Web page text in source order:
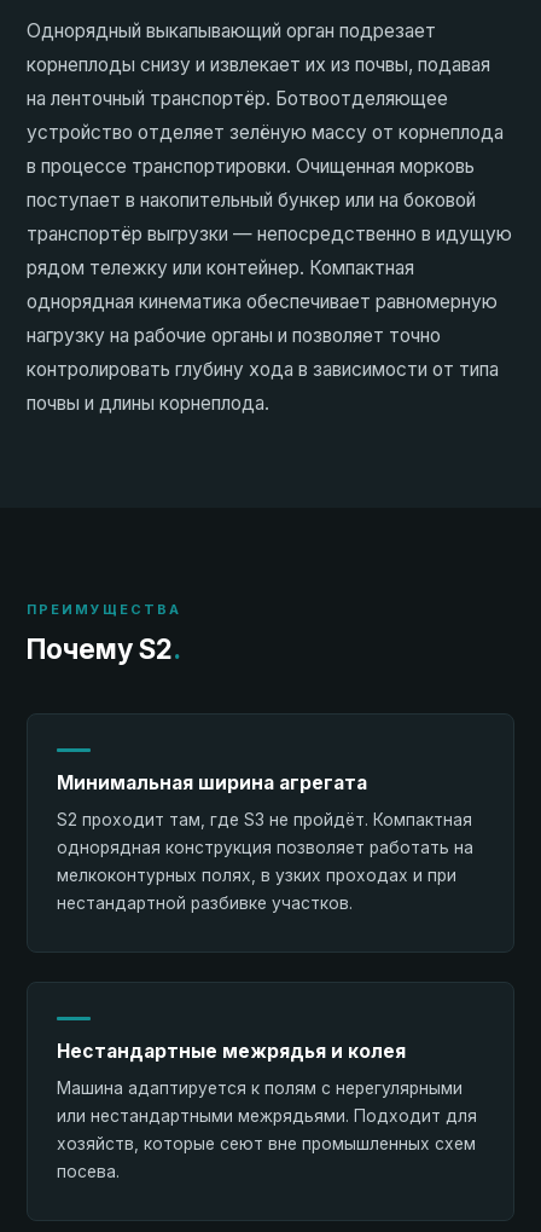
Однорядный выкапывающий орган подрезает
корнеплоды снизу и извлекает их из почвы, подавая
на ленточный транспортёр. Ботвоотделяющее
устройство отделяет зелёную массу от корнеплода
в процессе транспортировки. Очищенная морковь
поступает в накопительный бункер или на боковой
транспортёр выгрузки — непосредственно в идущую
рядом тележку или контейнер. Компактная
однорядная кинематика обеспечивает равномерную
нагрузку на рабочие органы и позволяет точно
контролировать глубину хода в зависимости от типа
почвы и длины корнеплода.
ПРЕИМУЩЕСТВА
Почему S2.
Минимальная ширина агрегата
S2 проходит там, где S3 не пройдёт. Компактная
однорядная конструкция позволяет работать на
мелкоконтурных полях, в узких проходах и при
нестандартной разбивке участков.
Нестандартные межрядья и колея
Машина адаптируется к полям с нерегулярными
или нестандартными межрядьями. Подходит для
хозяйств, которые сеют вне промышленных схем
посева.